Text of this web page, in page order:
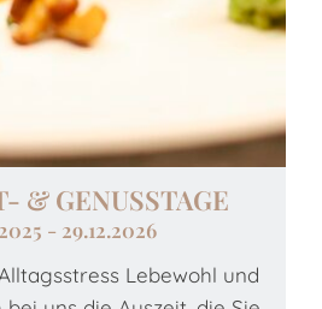
& GENUSSTAGE
- 29.12.2026
Lebewohl und